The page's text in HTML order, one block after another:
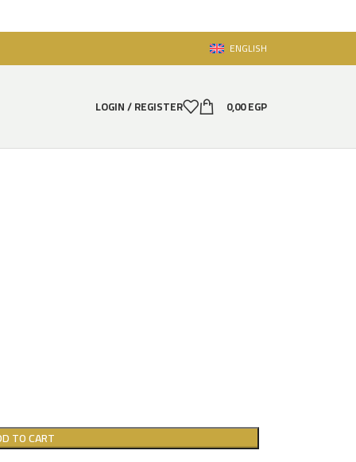
ENGLISH
LOGIN / REGISTER 0,00EGP
TO CART